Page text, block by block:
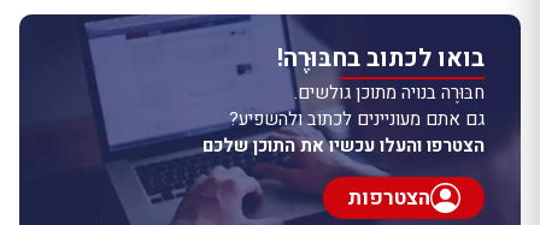
בואו לכתוב בחבּוּרֶה!
חבּוּרֶה בנויה מתוכן גולשים.
גם אתם מעוניינים לכתוב ולהשפיע?
הצטרפו והעלו עכשיו את התוכן שלכם
הצטרפות